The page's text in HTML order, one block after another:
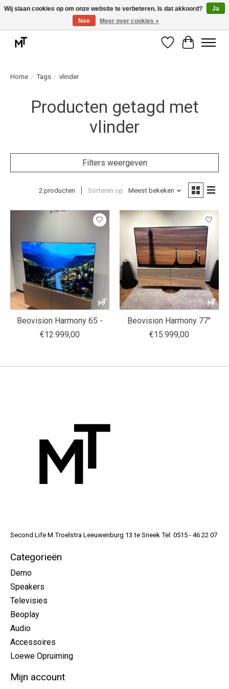
Deskundige installatie of montage nodig? Vraag ons naar de mogelijkheden.
Verlanglijst
Home / Tags / vlinder
Producten getagd met
vlinder
Filters weergeven
2 producten Sorteren op Meest bekeken
Beovision Harmony 65 -
€12.999,00
Beovision Harmony 77"
€15.999,00
Second Life M.Troelstra Leeuwenburg 13 te Sneek Tel: 0515 - 46 22 07
Categorieën
Demo
Speakers
Televisies
Beoplay
Audio
Accessoires
Loewe Opruiming
Mijn account
Wij slaan cookies op om onze website te verbeteren. Is dat akkoord?
Ja
Nee
Meer over cookies »